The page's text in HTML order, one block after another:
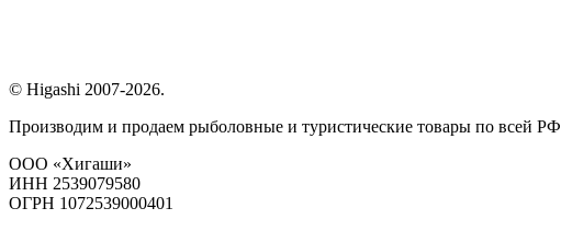
© Higashi 2007-2026.
Производим и продаем рыболовные и туристические товары по всей РФ
ООО «Хигаши»
ИНН 2539079580
ОГРН 1072539000401